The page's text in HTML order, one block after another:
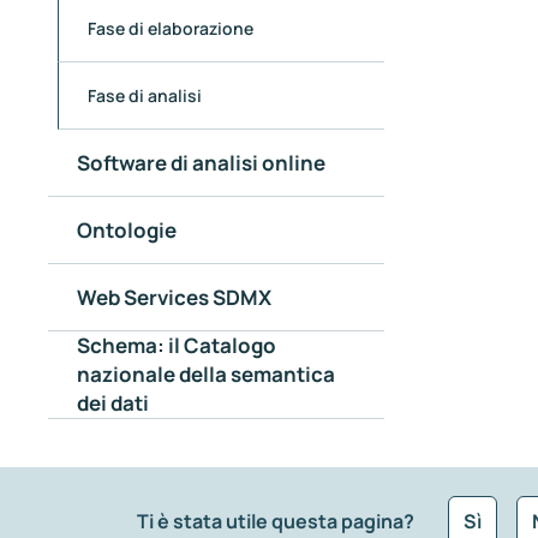
Fase di elaborazione
Fase di analisi
Software di analisi online
Ontologie
Web Services SDMX
Schema: il Catalogo
nazionale della semantica
dei dati
Ti è stata utile questa pagina? Sì